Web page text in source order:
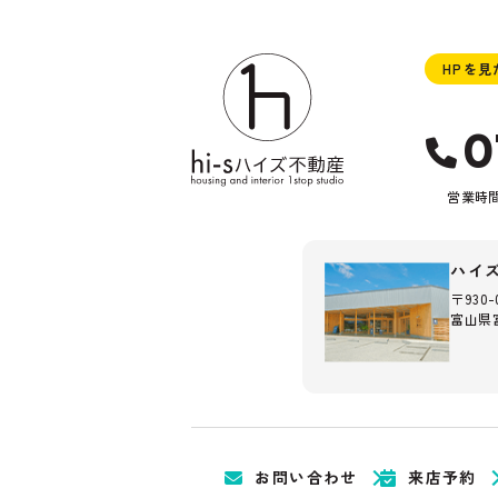
HPを見
営業時
ハイ
〒
富山県
お問い合わせ 来店予約